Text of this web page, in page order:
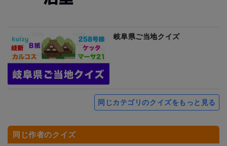
岐阜県ご当地クイズ
同じカテゴリのクイズをもっと見る
同じ作者のクイズ